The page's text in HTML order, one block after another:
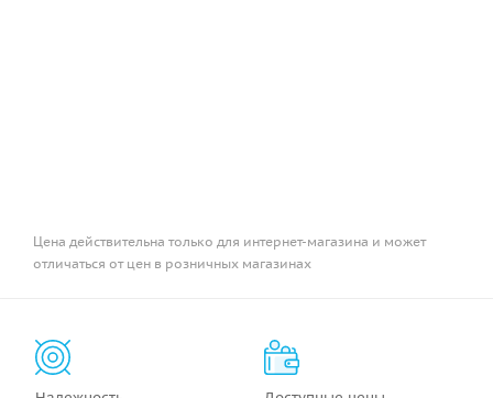
Цена действительна только для интернет-магазина и может
отличаться от цен в розничных магазинах